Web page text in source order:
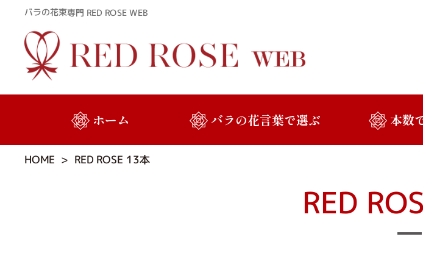
バラの花束専門 RED ROSE WEB
ホーム バラの花言葉で選ぶ 本数
HOME RED ROSE 13本
RED